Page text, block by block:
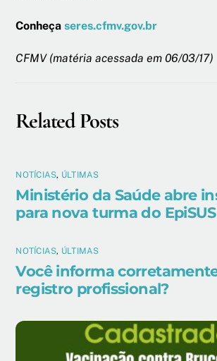
Conheçaseres.cfmv.gov.br
CFMV (matéria acessada em 06/03/
Related Posts
NOTÍCIAS, ÚLTIMAS
Ministério da Saúde abre
para nova turma do
NOTÍCIAS, ÚLTIMAS
Você informa
registro profissional?